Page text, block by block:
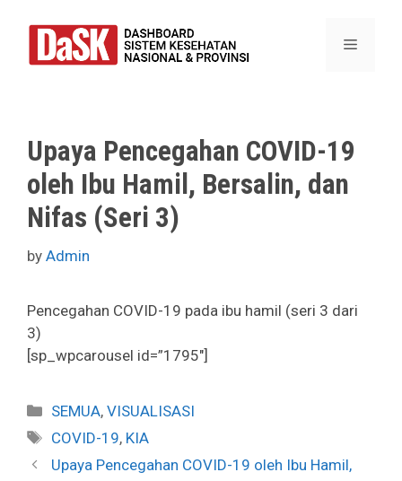
content
Menu
Upaya Pencegahan COVID-19
oleh Ibu Hamil, Bersalin, dan
Nifas (Seri 3)
by Admin
Pencegahan COVID-19 pada ibu hamil (seri 3 dari
3)
[sp_wpcarousel id=”1795″]
Categories
SEMUA,VISUALISASI
Tags
COVID-19, KIA
Upaya Pencegahan COVID-19 oleh Ibu Hamil,